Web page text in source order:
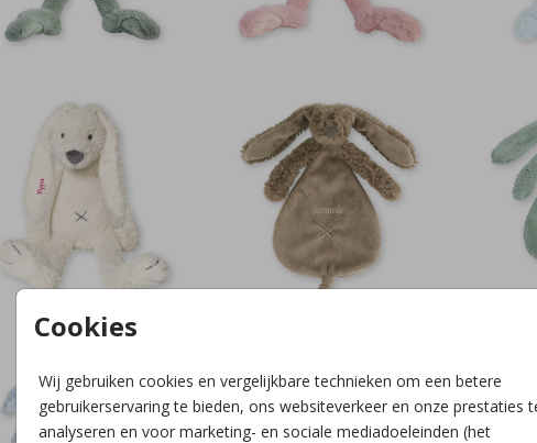
Cookies
Wij gebruiken cookies en vergelijkbare technieken om een betere
gebruikerservaring te bieden, ons websiteverkeer en onze prestaties
analyseren en voor marketing- en sociale mediadoeleinden (het